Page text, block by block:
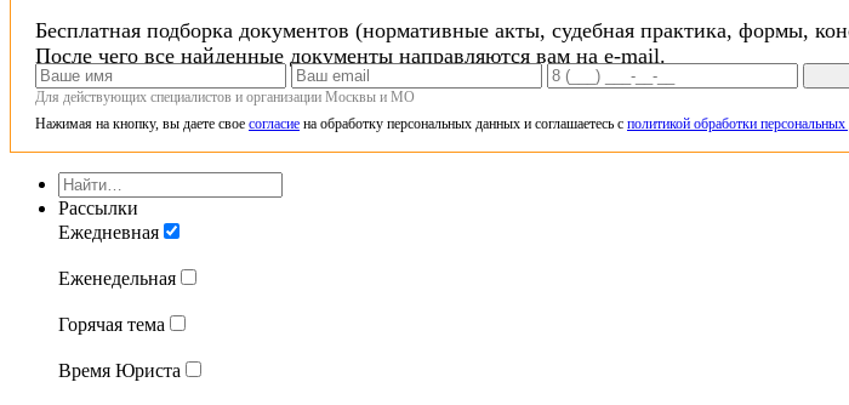
Бесплатная подборка документов (нормативные акты, судебная практика, формы,
После чего все найденные документы направляются вам на e-mail.
Для действующих специалистов и организации Москвы и МО
Нажимая на кнопку, вы даете свое согласие на обработку персональных данных и соглашаетесь с политикой обработки
Рассылки
Ежедневная
Еженедельная
Горячая тема
Время Юриста